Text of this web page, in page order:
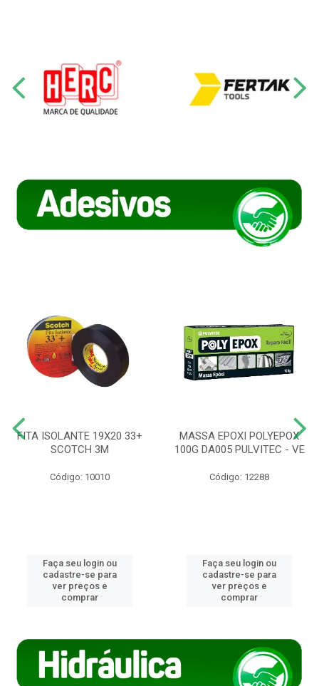
FITA ISOLANTE 19X20 33+
SCOTCH 3M
Código: 10010
Faça seu login ou
cadastre-se para
ver preços e
comprar
MASSA EPOXI POLYEPOX
100G DA005 PULVITEC - VE
Código: 12288
Faça seu login ou
cadastre-se para
ver preços e
comprar